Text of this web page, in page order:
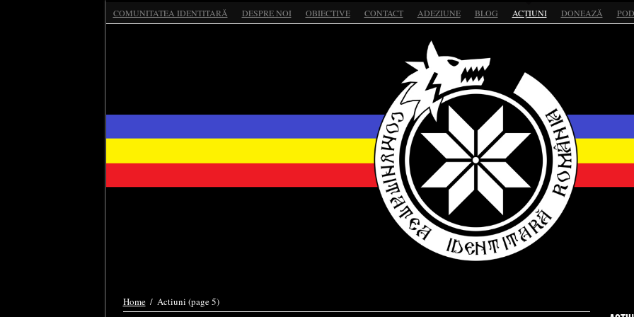
COMUNITATEA IDENTITARĂ DESPRE NOI OBIECTIVE CONTACT ADEZIUNE BLOG ACȚIUNI DONEAZĂ
Home / Actiuni (page 5)